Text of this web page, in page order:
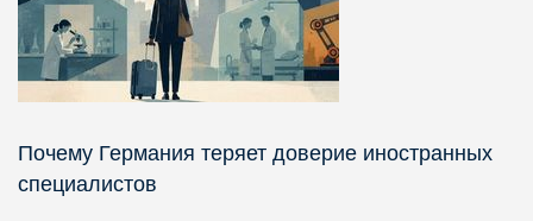
Почему Германия теряет доверие иностранных
специалистов